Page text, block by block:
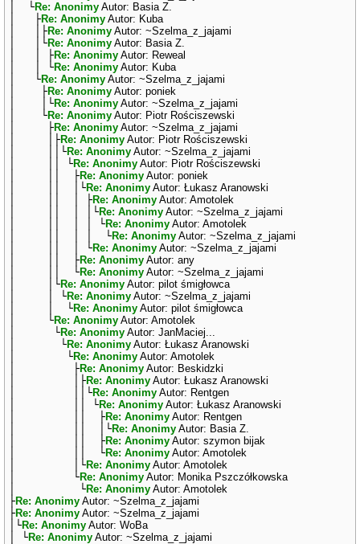
│ └Re: Anonimy Autor: Basia Z.
│ ├Re: Anonimy Autor: Kuba
│ │├Re: Anonimy Autor: ~Szelma_z_jajami
│ │└Re: Anonimy Autor: Basia Z.
│ │ ├Re: Anonimy Autor: Reweal
│ │ └Re: Anonimy Autor: Kuba
│ └Re: Anonimy Autor: ~Szelma_z_jajami
│ ├Re: Anonimy Autor: poniek
│ │└Re: Anonimy Autor: ~Szelma_z_jajami
│ └Re: Anonimy Autor: Piotr Rościszewski
│ ├Re: Anonimy Autor: ~Szelma_z_jajami
│ │├Re: Anonimy Autor: Piotr Rościszewski
│ ││└Re: Anonimy Autor: ~Szelma_z_jajami
│ ││ └Re: Anonimy Autor: Piotr Rościszewski
│ ││ ├Re: Anonimy Autor: poniek
│ ││ │└Re: Anonimy Autor: Łukasz Aranowski
│ ││ │ ├Re: Anonimy Autor: Amotolek
│ ││ │ │└Re: Anonimy Autor: ~Szelma_z_jajami
│ ││ │ │ └Re: Anonimy Autor: Amotolek
│ ││ │ │ └Re: Anonimy Autor: ~Szelma_z_jajami
│ ││ │ └Re: Anonimy Autor: ~Szelma_z_jajami
│ ││ ├Re: Anonimy Autor: any
│ ││ └Re: Anonimy Autor: ~Szelma_z_jajami
│ │└Re: Anonimy Autor: pilot śmigłowca
│ │ └Re: Anonimy Autor: ~Szelma_z_jajami
│ │ └Re: Anonimy Autor: pilot śmigłowca
│ └Re: Anonimy Autor: Amotolek
│ └Re: Anonimy Autor: JanMaciej...
│ └Re: Anonimy Autor: Łukasz Aranowski
│ └Re: Anonimy Autor: Amotolek
│ ├Re: Anonimy Autor: Beskidzki
│ │├Re: Anonimy Autor: Łukasz Aranowski
│ ││└Re: Anonimy Autor: Rentgen
│ ││ └Re: Anonimy Autor: Łukasz Aranowski
│ ││ ├Re: Anonimy Autor: Rentgen
│ ││ │└Re: Anonimy Autor: Basia Z.
│ ││ ├Re: Anonimy Autor: szymon bijak
│ ││ └Re: Anonimy Autor: Amotolek
│ │└Re: Anonimy Autor: Amotolek
│ └Re: Anonimy Autor: Monika Pszczółkowska
│ └Re: Anonimy Autor: Amotolek
├Re: Anonimy Autor: ~Szelma_z_jajami
├Re: Anonimy Autor: ~Szelma_z_jajami
│└Re: Anonimy Autor: WoBa
│ └Re: Anonimy Autor: ~Szelma_z_jajami